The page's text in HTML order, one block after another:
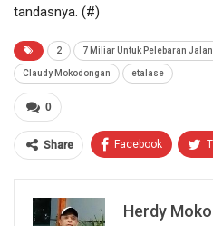
tandasnya. (#)
2 7 Miliar Untuk Pelebaran
Claudy Mokodongan etalase
0
Share Facebook
Herdy